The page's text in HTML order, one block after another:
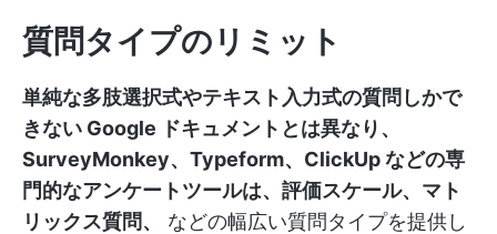
質問タイプのリミット
単純な多肢選択式やテキスト入力式の質問しかで
きない Google ドキュメントとは異なり、
SurveyMonkey、Typeform、ClickUp などの専
門的なアンケートツールは、評価スケール、マト
リックス質問、
などの幅広い質問タイプを提供し